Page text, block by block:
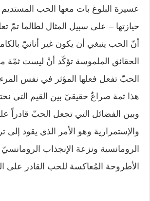
عسيرة البلوغ بات معها الحب المستديم
حيازتها – على سبيل المثال لطالما تمّ
أنّ الحب ينبغي أن يكون غير أنانيّ
الحقائق الملموسة تؤكّد أنْ ليست
الحبّ تفعل فعلها المؤثر في نفس
هذا ثمة صراعٌ حقيقيّ بين القيم التي
وبين الفضائل التي تجعل الحبّ قادراً
والإستمرارية وهو الأمر الذي يقود
الرومانسية ونزعة الإنجذاب
الأطروحة المُعاكسة للحب القادر على